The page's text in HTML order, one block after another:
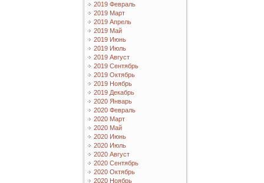
2019 Февраль
2019 Март
2019 Апрель
2019 Май
2019 Июнь
2019 Июль
2019 Август
2019 Сентябрь
2019 Октябрь
2019 Ноябрь
2019 Декабрь
2020 Январь
2020 Февраль
2020 Март
2020 Май
2020 Июнь
2020 Июль
2020 Август
2020 Сентябрь
2020 Октябрь
2020 Ноябрь